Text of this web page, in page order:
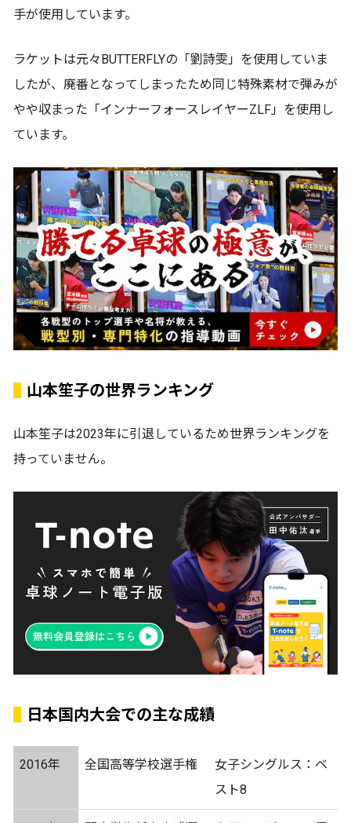
手が使用しています。
ラケットは元々BUTTERFLYの「劉詩雯」を使用していま
したが、廃番となってしまったため同じ特殊素材で弾みが
やや収まった「インナーフォースレイヤーZLF」を使用し
ています。
山本笙子の世界ランキング
山本笙子は2023年に引退しているため世界ランキングを
持っていません。
日本国内大会での主な成績
2016年 全国高等学校選手権
女子シングルス：ベ
スト8